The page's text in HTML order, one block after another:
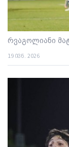
რვაგოლიანი
19 ივნ. 2026